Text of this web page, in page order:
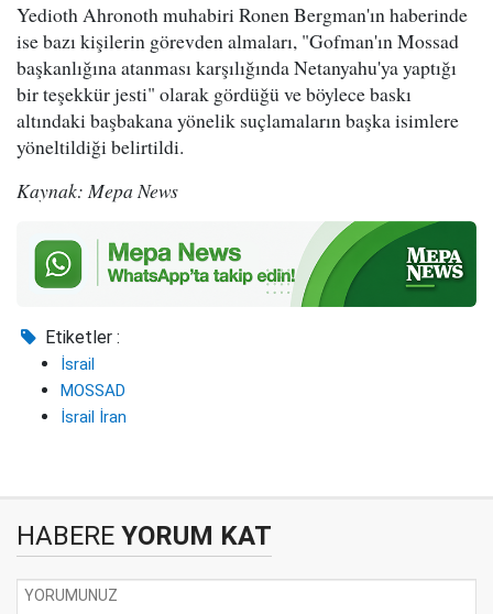
Yedioth Ahronoth muhabiri Ronen Bergman'ın haberinde
ise bazı kişilerin görevden almaları, "Gofman'ın Mossad
başkanlığına atanması karşılığında Netanyahu'ya yaptığı
bir teşekkür jesti" olarak gördüğü ve böylece baskı
altındaki başbakana yönelik suçlamaların başka isimlere
yöneltildiği belirtildi.
Kaynak: Mepa News
Etiketler :
İsrail
MOSSAD
İsrail İran
HABERE YORUM KAT